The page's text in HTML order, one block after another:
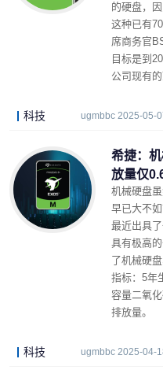
的硬盘，
这种已有
席商务官
目标是到
公司现有
科技 ugmbbc 2025-05-
希捷：
放量仅
机械硬盘
早已大不
最近出具
具有极高
了机械硬
指标：5年
容量二氧
排放量。
科技 ugmbbc 2025-04-